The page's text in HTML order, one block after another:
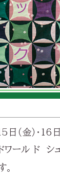
（金）・16日
ワール ド シ
。